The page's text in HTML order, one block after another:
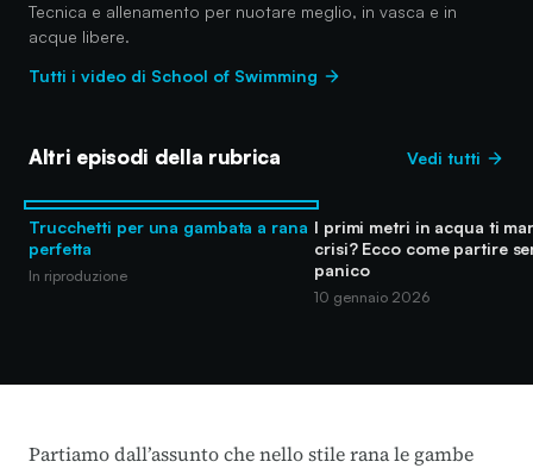
Tecnica e allenamento per nuotare meglio, in vasca e in
acque libere.
Tutti i video di School of Swimming
Altri episodi della rubrica Vedi tutti
Trucchetti per una gambata a rana
perfetta
In riproduzione
I primi metri in acqua ti
crisi? Ecco come partire
panico
10 gennaio 2026
Partiamo dall’assunto che nello stile rana le gambe